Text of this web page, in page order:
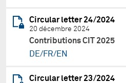
Circular letter 24/2024
20 décembre 2024
Contributions CIT 2025
DE/FR/EN
Circular letter 23/2024